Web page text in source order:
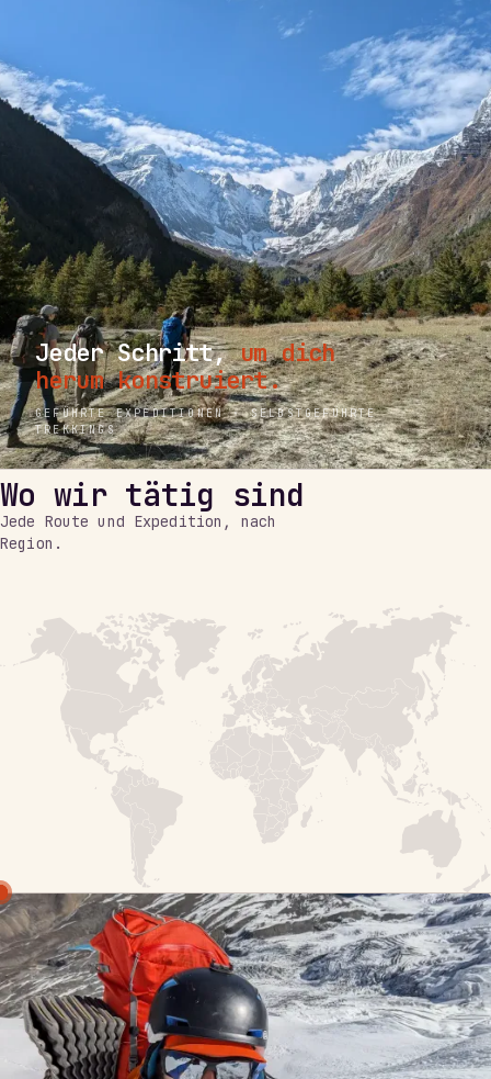
Jeder Schritt,um dich
herum konstruiert.
GEFÜHRTE EXPEDITIONEN · SELBSTGEFÜHRTE
TREKKINGS
Wo wir tätig sind
Jede Route und Expedition, nach
Region.